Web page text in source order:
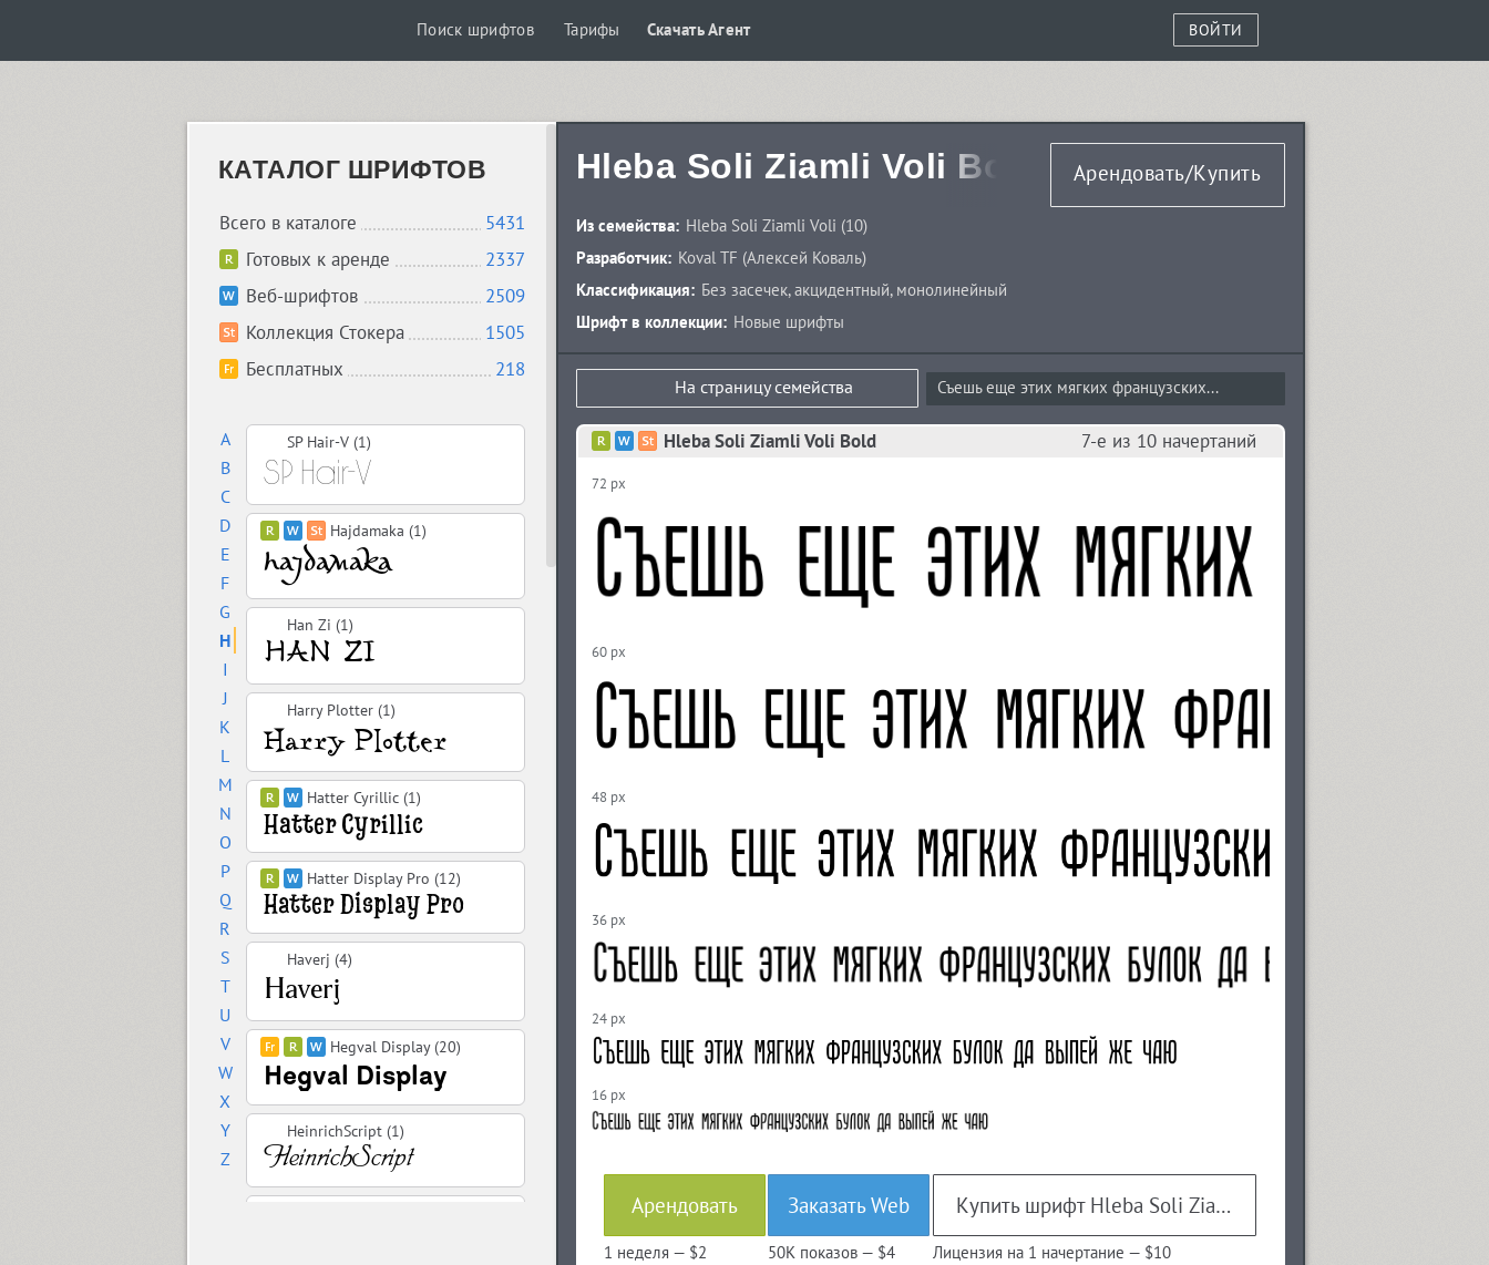
Поиск шрифтов Тарифы Скачать Агент ВОЙТИ
КАТАЛОГ ШРИФТОВ
Всего в каталоге
5431
Готовых к аренде
2337
Веб-шрифтов
2509
Коллекция Стокера
1505
Бесплатных
218
A
B
C
D
E
F
G
H
I
J
K
L
M
N
O
P
Q
R
S
T
U
V
W
X
Y
Z
SP Hair-V (1)
Hajdamaka (1)
Han Zi (1)
Harry Plotter (1)
Hatter Cyrillic (1)
Hatter Display Pro (12)
Haverj (4)
Hegval Display (20)
HeinrichScript (1)
Hleba Soli Ziamli Voli Bold Арендовать/Купить
Из семейства: Hleba Soli Ziamli Voli (10)
Разработчик: Koval TF (Алексей Коваль)
Классификация: Без засечек,акцидентный, монолинейный
Шрифт в коллекции: Новые шрифты
На страницу семейства Съешь еще этих мягких французских...
Hleba Soli Ziamli Voli Bold 7-е из 10 начертаний
72 px
60 px
48 px
36 px
24 px
16 px
Арендовать
1 неделя — $2
Заказать Web
50K показов — $4
Купить шрифт Hleba Soli Ziamli Voli Bold
Лицензия на 1 начертание — $10